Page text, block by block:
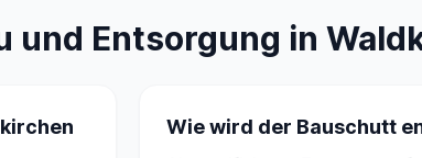
und Entsorgung in
Wie wird der Bauschutt